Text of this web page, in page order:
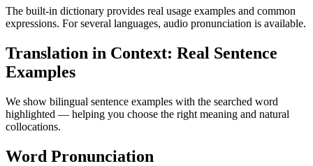
The built-in dictionary provides real usage examples and common
expressions. For several languages, audio pronunciation is available.
Translation in Context: Real Sentence
Examples
We show bilingual sentence examples with the searched word
highlighted — helping you choose the right meaning and natural
collocations.
Word Pronunciation